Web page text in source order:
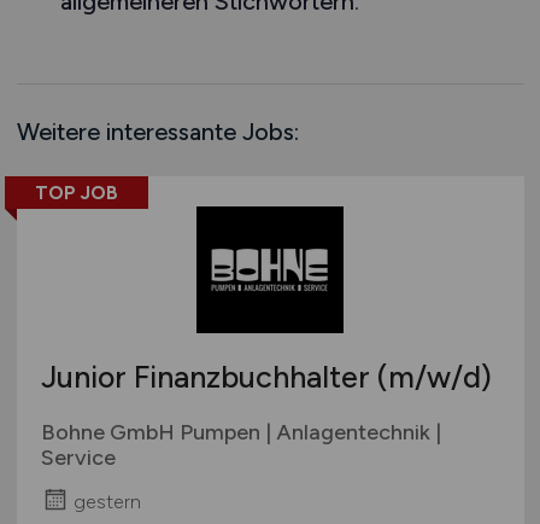
Schleswig-Holstein
Schweiz
Europa
International
Weitere interessante Jobs:
TOP JOB
Junior Finanzbuchhalter (m/w/d)
Bohne GmbH Pumpen | Anlagentechnik |
Service
gestern